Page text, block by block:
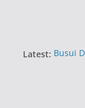
Latest: Busui